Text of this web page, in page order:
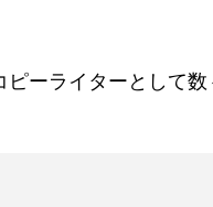
ピーライターとして数